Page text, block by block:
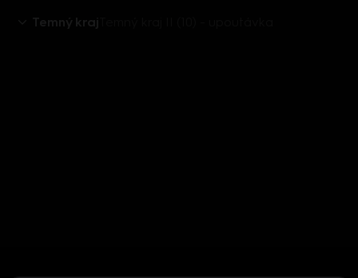
Temný kraj